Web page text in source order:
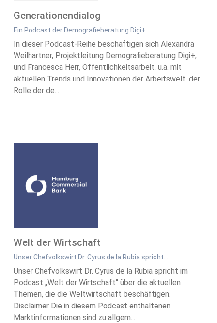
Generationendialog
Ein Podcast der Demografieberatung Digi+
In dieser Podcast-Reihe beschäftigen sich Alexandra
Weilhartner, Projektleitung Demografieberatung Digi+,
und Francesca Herr, Öffentlichkeitsarbeit, u.a. mit
aktuellen Trends und Innovationen der Arbeitswelt, der
Rolle der de...
Welt der Wirtschaft
Unser Chefvolkswirt Dr. Cyrus de la Rubia spricht…
Unser Chefvolkswirt Dr. Cyrus de la Rubia spricht im
Podcast „Welt der Wirtschaft“ über die aktuellen
Themen, die die Weltwirtschaft beschäftigen.
Disclaimer Die in diesem Podcast enthaltenen
Marktinformationen sind zu allgem...